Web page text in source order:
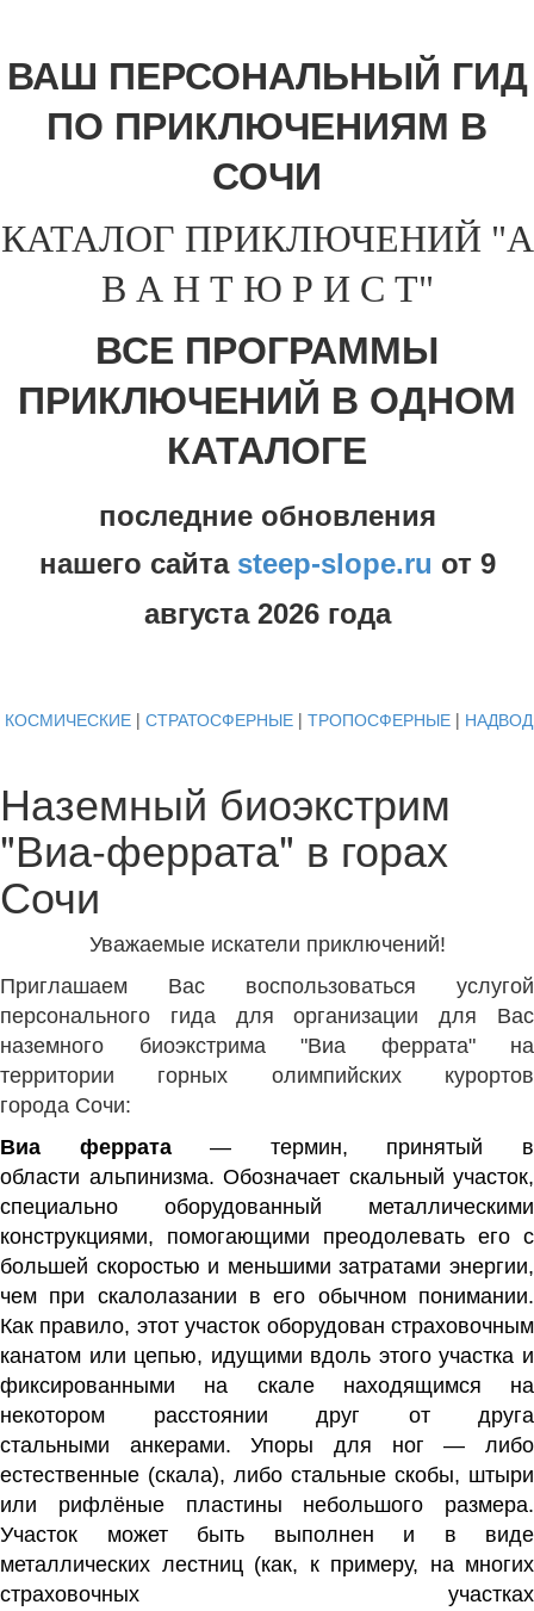
ВАШ ПЕРСОНАЛЬНЫЙ ГИД
ПО ПРИКЛЮЧЕНИЯМ В
СОЧИ
КАТАЛОГ ПРИКЛЮЧЕНИЙ "А
В А Н Т Ю Р И С Т"
ВСЕ ПРОГРАММЫ
ПРИКЛЮЧЕНИЙ В ОДНОМ
КАТАЛОГЕ
последние обновления
нашего сайта steep-slope.ru от 9
августа 2026 года
КОСМИЧЕСКИЕ | СТРАТОСФЕРНЫЕ | ТРОПОСФЕРНЫЕ |
Наземный биоэкстрим
"Виа-феррата" в горах
Сочи
Уважаемые искатели приключений!
Приглашаем Вас воспользоваться услугой
персонального гида для организации для Вас
наземного биоэкстрима "Виа феррата" на
территории горных олимпийских курортов
города Сочи:
Виа феррата— термин, принятый в
области альпинизма. Обозначает скальный участок,
специально оборудованный металлическими
конструкциями, помогающими преодолевать его с
большей скоростью и меньшими затратами энергии,
чем при скалолазании в его обычном понимании.
Как правило, этот участок оборудован страховочным
канатом или цепью, идущими вдоль этого участка и
фиксированными на скале находящимся на
некотором расстоянии друг от друга
стальными
анкерами. Упоры для ног — либо
естественные (скала), либо стальные скобы, штыри
или рифлёные пластины небольшого размера.
Участок может быть выполнен и в виде
металлических лестниц (как, к примеру, на многих
страховочных участках